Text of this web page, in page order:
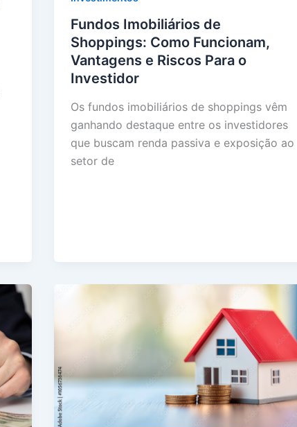
Fundos Imobiliários de
Shoppings: Como Funcionam,
Vantagens e Riscos Para o
Investidor
Os fundos imobiliários de shoppings vêm
ganhando destaque entre os investidores
que buscam renda passiva e exposição ao
setor de